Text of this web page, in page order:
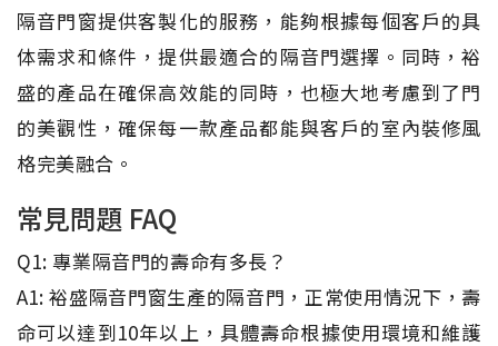
隔音門窗提供客製化的服務，能夠根據每個客戶的具
体需求和條件，提供最適合的隔音門選擇。同時，裕
盛的產品在確保高效能的同時，也極大地考慮到了門
的美觀性，確保每一款產品都能與客戶的室內裝修風
格完美融合。
常見問題 FAQ
Q1: 專業隔音門的壽命有多長？
A1: 裕盛隔音門窗生產的隔音門，正常使用情況下，壽
命可以達到10年以上，具體壽命根據使用環境和維護